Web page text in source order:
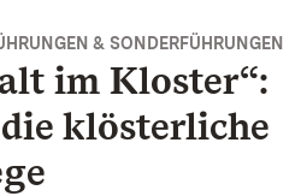
& SONDERFÜHRUNGEN
im Kloster“:
klösterliche